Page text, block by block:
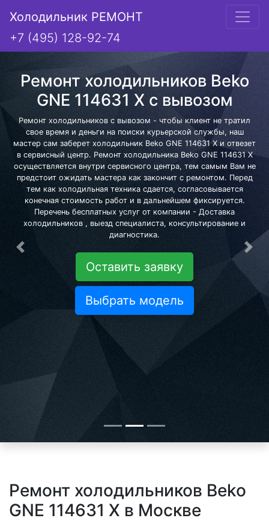
Холодильник РЕМОНТ
+7 (495) 128-92-74
Ремонт холодильников Beko
GNE 114631 X с вывозом
Ремонт холодильников с вывозом - чтобы клиент не тратил
свое время и деньги на поиски курьерской службы, наш
мастер сам заберет холодильник Beko GNE 114631 X и отвезет
в сервисный центр. Ремонт холодильника Beko GNE 114631 X
осуществляется внутри сервисного центра, тем самым Вам не
предстоит ожидать мастера как закончит с ремонтом. Перед
тем как холодильная техника сдается, согласовывается
конечная стоимость работ и в дальнейшем фиксируется.
Перечень бесплатных услуг от компании - Доставка
холодильников , выезд специалиста, консультирование и
диагностика.
Оставить заявку
Выбрать модель
Предыдущая
Ремонт холодильников Beko
GNE 114631 X в Москве